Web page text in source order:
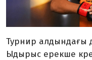
Турнир алдындағы
Ыдырыс ерекше